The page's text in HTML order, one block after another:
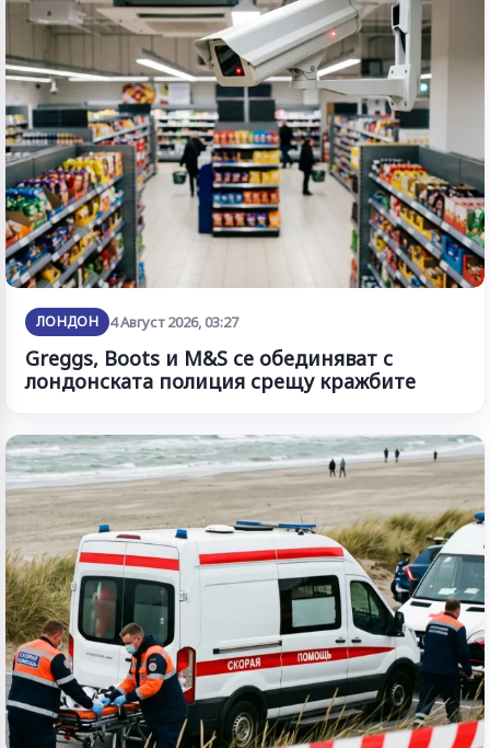
ЛОНДОН 4 Август 2026, 03:27
Greggs, Boots и M&S се обединяват с
лондонската полиция срещу кражбите